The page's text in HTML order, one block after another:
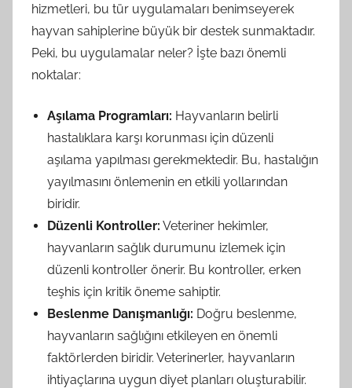
hizmetleri, bu tür uygulamaları benimseyerek
hayvan sahiplerine büyük bir destek sunmaktadır.
Peki, bu uygulamalar neler? İşte bazı önemli
noktalar:
Aşılama Programları: Hayvanların belirli
hastalıklara karşı korunması için düzenli
aşılama yapılması gerekmektedir. Bu, hastalığın
yayılmasını önlemenin en etkili yollarından
biridir.
Düzenli Kontroller: Veteriner hekimler,
hayvanların sağlık durumunu izlemek için
düzenli kontroller önerir. Bu kontroller, erken
teşhis için kritik öneme sahiptir.
Beslenme Danışmanlığı: Doğru beslenme,
hayvanların sağlığını etkileyen en önemli
faktörlerden biridir. Veterinerler, hayvanların
ihtiyaçlarına uygun diyet planları oluşturabilir.